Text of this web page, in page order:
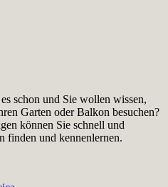
schon und Sie wollen wissen,
Garten oder Balkon besuchen?
können Sie schnell und
finden und kennenlernen.